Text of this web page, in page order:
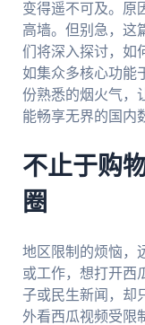
变得遥不可及。原
高墙。但别急，这
们将深入探讨，
如集众多核心功能
份熟悉的烟火气，
能畅享无界的国内
不止于购
圈
地区限制的烦恼，
或工作，想打开西
子或民生新闻，却
外看西瓜视频受限